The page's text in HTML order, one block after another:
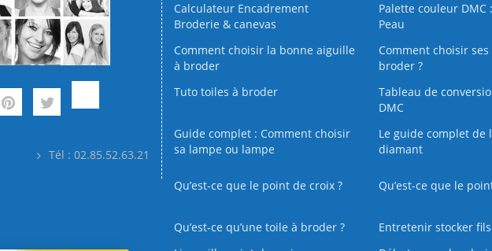
Tél : 02.85.52.63.21
Calculateur Encadrement
Broderie & canevas
Palette couleur DMC
Peau
Comment choisir la bonne aiguille
à broder
Comment choisir ses
broder ?
Tuto toiles à broder
Tableau de
DMC
Guide complet : Comment choisir
sa lampe ou lampe
Le guide complet de
diamant
Qu’est-ce que le point de croix ? Qu’est-ce que le
Qu’est‑ce qu’une toile à broder ?
Entretenir stocker